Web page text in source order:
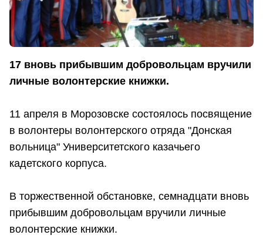
17 вновь прибывшим добровольцам вручили
личные волонтерские книжки.
11 апреля в Морозовске состоялось посвящение
в волонтеры волонтерского отряда "Донская
вольница" Университетского казачьего
кадетского корпуса.
В торжественной обстановке, семнадцати вновь
прибывшим добровольцам вручили личные
волонтерские книжки.